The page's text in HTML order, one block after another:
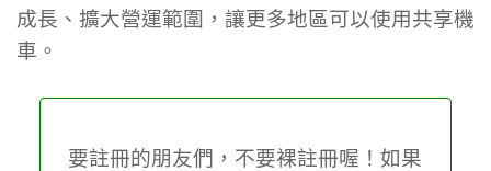
成長、擴大營運範圍，讓更多地區可以使用共享機
車。
要註冊的朋友們，不要裸註冊喔！如果